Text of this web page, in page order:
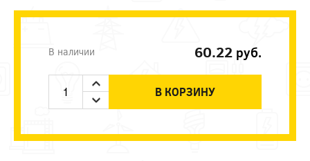
В наличии 60.22 руб.
В КОРЗИНУ